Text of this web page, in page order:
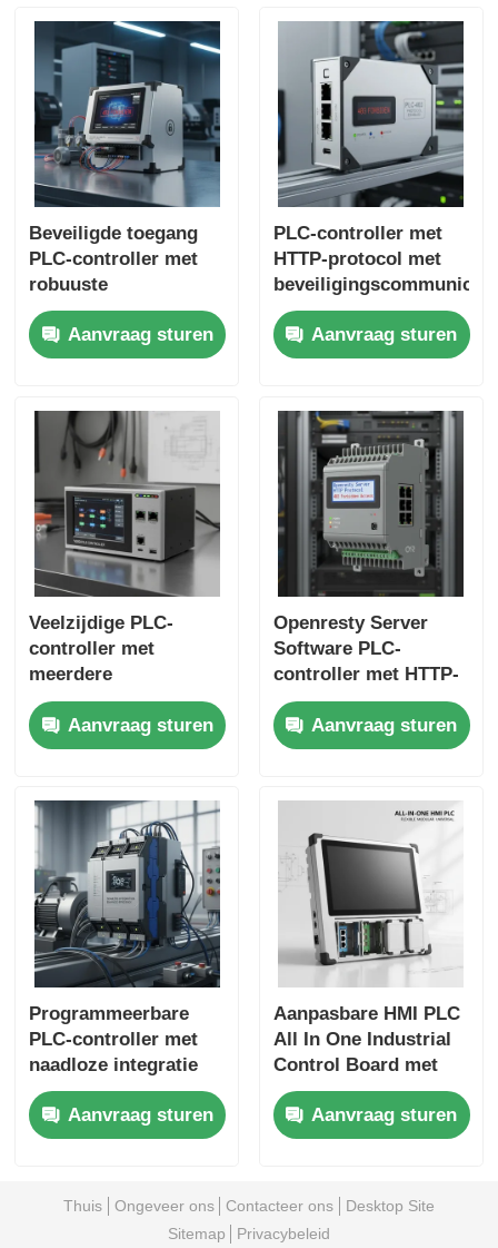
Beveiligde toegang
PLC-controller met
robuuste
besturingsmogelijkheden
en 403 Verboden
beveiliging voor
automatisering
Aanvraag sturen
PLC-controller met
HTTP-protocol met
en 403 verboden
foutbehandeling
Aanvraag sturen
Veelzijdige PLC-
controller met
meerdere
protocolcompatibiliteit
en geïntegreerde HMI
voor naadloze
automatisering
Aanvraag sturen
Openresty Server
Software PLC-
controller met HTTP-
protocol en 403
verboden
toegangscontrole
industriële
automatisering
Aanvraag sturen
Programmeerbare
PLC-controller met
naadloze integratie
ter verbetering van de
productie-efficiëntie
en compatibel met
controllers
Aanvraag sturen
Aanpasbare HMI PLC
All In One Industrial
Control Board met
meerdere
communicatieprotocollen
en flexibele
Aanvraag sturen
Thuis Ongeveer ons Contacteer ons
Desktop Site
Sitemap
Privacybeleid